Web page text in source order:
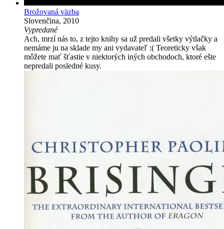
Brožovaná väzba
Slovenčina, 2010
Vypredané
Ach, mrzí nás to, z tejto knihy sa už predali všetky výtlačky a
nemáme ju na sklade my ani vydavateľ :( Teoreticky však
môžete mať šťastie v niektorých iných obchodoch, ktoré ešte
nepredali posledné kusy.